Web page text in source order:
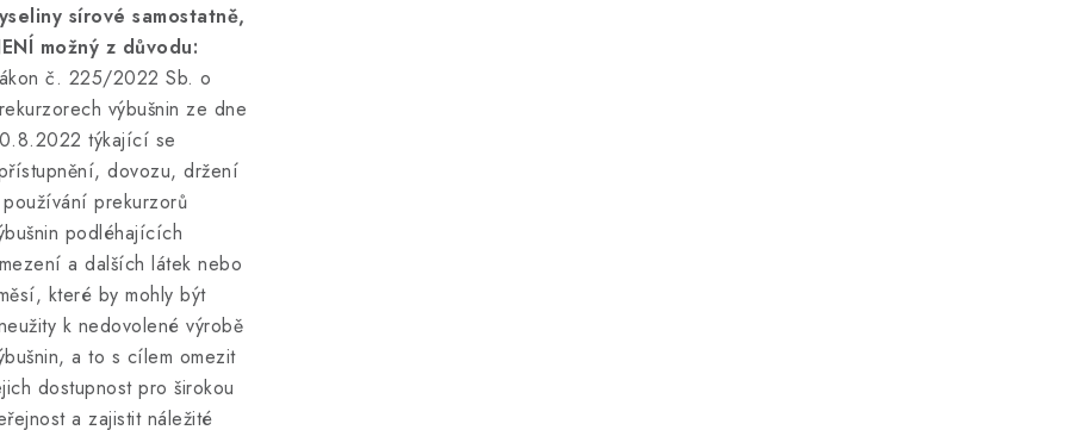
sírové samostatně,
možný z důvodu:
č. 225/2022 Sb. o
výbušnin ze dne
týkající se
dovozu, držení
prekurzorů
podléhajících
a dalších látek nebo
které by mohly být
k nedovolené výrobě
a to s cílem omezit
dostupnost pro širokou
a zajistit náležité